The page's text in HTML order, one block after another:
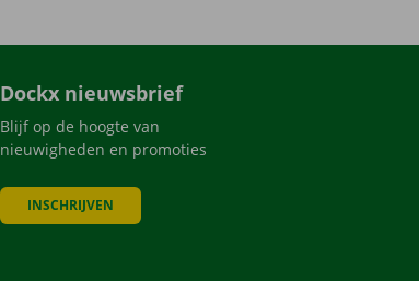
Dockx nieuwsbrief
Blijf op de hoogte van
nieuwigheden en promoties
INSCHRIJVEN